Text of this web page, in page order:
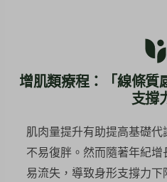
增肌類療程：「線條質
支撐
肌肉量提升有助提高基礎
不易復胖。然而隨著年紀
易流失，導致身形支撐力